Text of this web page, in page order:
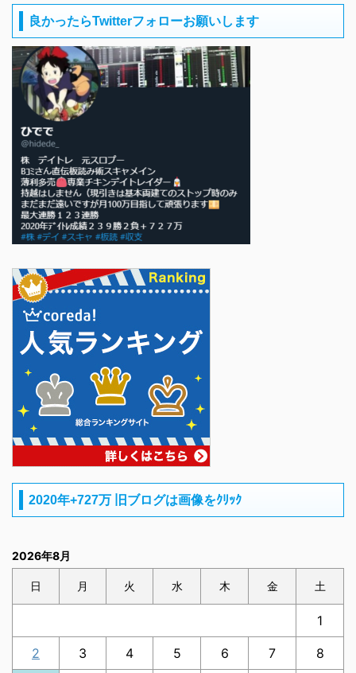
良かったらTwitterフォローお願いします
2020年+727万 旧ブログは画像をｸﾘｯｸ
2026年8月
日 月 火 水 木 金 土
1
2 3 4 5 6 7 8